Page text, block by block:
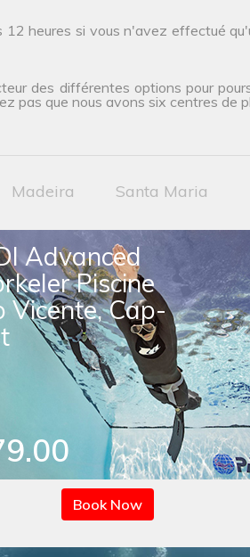
heures si vous n'avez effectué
des différentes options pour
pas que nous avons six centres de
Madeira Santa Maria
Advanced
Piscine
Vicente, Cap-
Book Now